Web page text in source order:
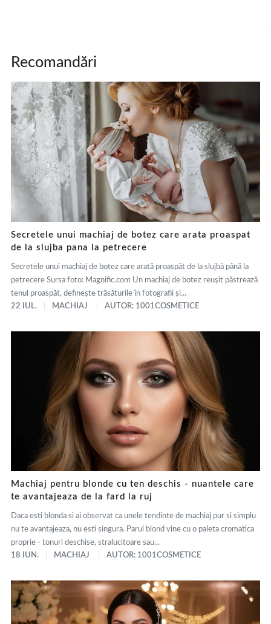
Recomandări
Secretele unui machiaj de botez care arata proaspat
de la slujba pana la petrecere
Secretele unui machiaj de botez care arată proaspăt de la slujbă până la
petrecere Sursa foto: Magnific.com Un machiaj de botez reușit păstrează
tenul proaspăt, definește trăsăturile în fotografii și...
22 IUL.
MACHIAJ AUTOR: 1001COSMETICE
Machiaj pentru blonde cu ten deschis - nuantele care
te avantajeaza de la fard la ruj
Daca esti blonda si ai observat ca unele tendinte de machiaj pur si simplu
nu te avantajeaza, nu esti singura. Parul blond vine cu o paleta cromatica
proprie - tonuri deschise, stralucitoare sau...
18 IUN.
MACHIAJ AUTOR: 1001COSMETICE